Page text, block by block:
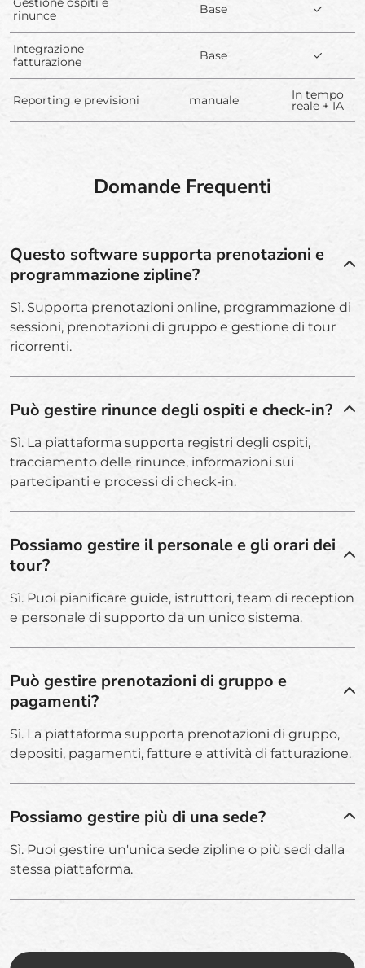
rinunce
Base ✓
Integrazione
fatturazione
Base ✓
Reporting e previsioni manuale In tempo
reale + IA
Domande Frequenti
Questo software supporta prenotazioni e
programmazione zipline?
Sì. Supporta prenotazioni online, programmazione di
sessioni, prenotazioni di gruppo e gestione di tour
ricorrenti.
Può gestire rinunce degli ospiti e check-in?
Sì. La piattaforma supporta registri degli ospiti,
tracciamento delle rinunce, informazioni sui
partecipanti e processi di check-in.
Possiamo gestire il personale e gli orari dei
tour?
Sì. Puoi pianificare guide, istruttori, team di reception
e personale di supporto da un unico sistema.
Può gestire prenotazioni di gruppo e
pagamenti?
Sì. La piattaforma supporta prenotazioni di gruppo,
depositi, pagamenti, fatture e attività di fatturazione.
Possiamo gestire più di una sede?
Sì. Puoi gestire un'unica sede zipline o più sedi dalla
stessa piattaforma.